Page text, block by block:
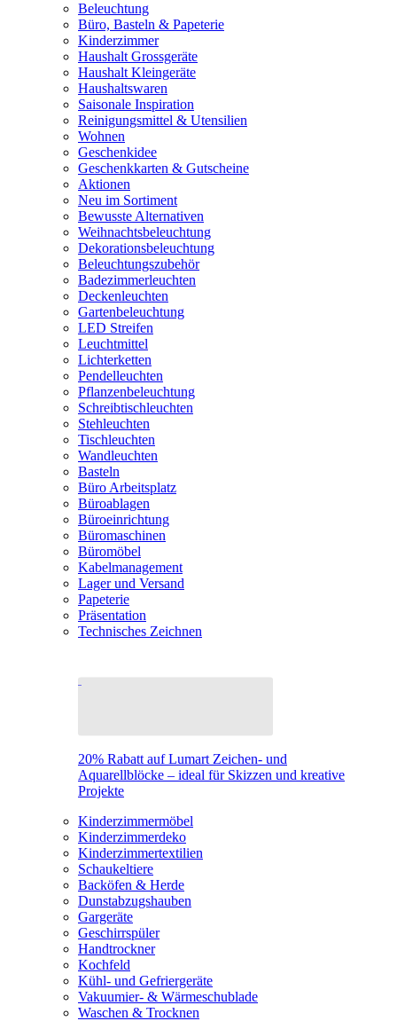
Beleuchtung
Büro, Basteln & Papeterie
Kinderzimmer
Haushalt Grossgeräte
Haushalt Kleingeräte
Haushaltswaren
Saisonale Inspiration
Reinigungsmittel & Utensilien
Wohnen
Geschenkidee
Geschenkkarten & Gutscheine
Aktionen
Neu im Sortiment
Bewusste Alternativen
Weihnachtsbeleuchtung
Dekorationsbeleuchtung
Beleuchtungszubehör
Badezimmerleuchten
Deckenleuchten
Gartenbeleuchtung
LED Streifen
Leuchtmittel
Lichterketten
Pendelleuchten
Pflanzenbeleuchtung
Schreibtischleuchten
Stehleuchten
Tischleuchten
Wandleuchten
Basteln
Büro Arbeitsplatz
Büroablagen
Büroeinrichtung
Büromaschinen
Büromöbel
Kabelmanagement
Lager und Versand
Papeterie
Präsentation
Technisches Zeichnen
20% Rabatt auf Lumart Zeichen- und
Aquarellblöcke – ideal für Skizzen und kreative
Projekte
Kinderzimmermöbel
Kinderzimmerdeko
Kinderzimmertextilien
Schaukeltiere
Backöfen & Herde
Dunstabzugshauben
Gargeräte
Geschirrspüler
Handtrockner
Kochfeld
Kühl- und Gefriergeräte
Vakuumier- & Wärmeschublade
Waschen & Trocknen